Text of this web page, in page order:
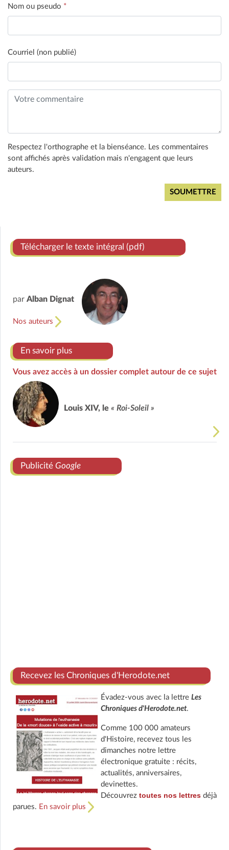
Nom ou pseudo *
Courriel (non publié)
Respectez l'orthographe et la bienséance. Les commentaires
sont affichés après validation mais n'engagent que leurs
auteurs.
Télécharger le texte intégral (pdf)
par Alban Dignat
Nos auteurs
En savoir plus
Vous avez accès à un dossier complet autour de ce sujet
Louis XIV, le « Roi-Soleil »
Publicité Google
Recevez les Chroniques d'Herodote.net
Évadez-vous avec la lettre Les
Chroniques d'Herodote.net.
Comme 100 000 amateurs
d'Histoire, recevez tous les
dimanches notre lettre
électronique gratuite : récits,
actualités, anniversaires,
devinettes.
Découvrez toutes nos lettresdéjà
parues. En savoir plus